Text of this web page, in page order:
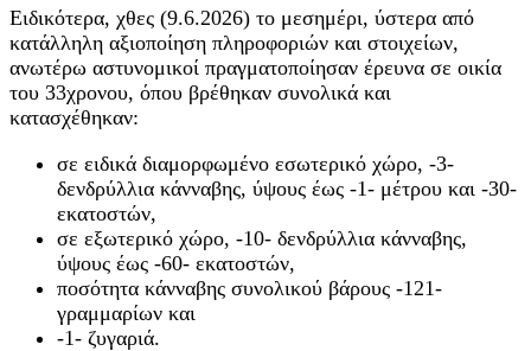
Ειδικότερα, χθες (9.6.2026) το μεσημέρι, ύστερα από
κατάλληλη αξιοποίηση πληροφοριών και στοιχείων,
ανωτέρω αστυνομικοί πραγματοποίησαν έρευνα σε οικία
του 33χρονου, όπου βρέθηκαν συνολικά και
κατασχέθηκαν:
σε ειδικά διαμορφωμένο εσωτερικό χώρο, -3-
δενδρύλλια κάνναβης, ύψους έως -1- μέτρου και -30-
εκατοστών,
σε εξωτερικό χώρο, -10- δενδρύλλια κάνναβης,
ύψους έως -60- εκατοστών,
ποσότητα κάνναβης συνολικού βάρους -121-
γραμμαρίων και
-1- ζυγαριά.